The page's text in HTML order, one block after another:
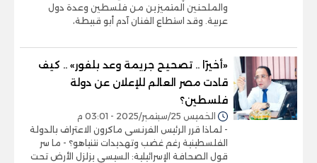
والملحنين المتميزين من فلسطين وعدة دول
عربية. وقد استطاع الفنان آدم أبو قبيطة،
«أخيرًا .. تصحيح جريمة وعد بلفور» .. كيف
قادت مصر العالم للإعلان عن دولة
فلسطين؟
الخميس 25/سبتمبر/2025 - 03:01 م
- لماذا قرر الرئيس الفرنسى ماكرون الاعتراف بالدولة
الفلسطينية رغم غضب وتهديدات نتنياهو؟ - ما سر
قول الصحافة الإسرائيلية: السيسي يزلزل الأرض تحت